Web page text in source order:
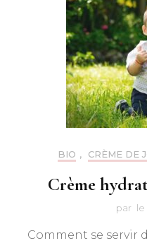
BIO , CRÈME DE
Crème
par le
Comment se servir